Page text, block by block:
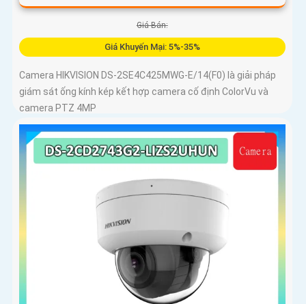
Giá Bán:
Giá Khuyến Mại: 5%-35%
Camera HIKVISION DS-2SE4C425MWG-E/14(F0) là giải pháp
giám sát ống kính kép kết hợp camera cố định ColorVu và
camera PTZ 4MP